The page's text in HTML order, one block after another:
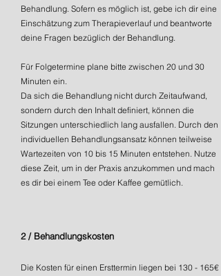
Behandlung. Sofern es möglich ist, gebe ich dir eine
Einschätzung zum Therapieverlauf und beantworte
deine Fragen bezüglich der Behandlung.
Für Folgetermine plane bitte zwischen 20 und 30
Minuten ein.
Da sich die Behandlung nicht durch Zeitaufwand,
sondern durch den Inhalt definiert, können die
Sitzungen unterschiedlich lang ausfallen. Durch den
individuellen Behandlungsansatz können teilweise
Wartezeiten von 10 bis 15 Minuten entstehen. Nutze
diese Zeit, um in der Praxis anzukommen und mach
es dir bei einem Tee oder Kaffee gemütlich.​
2 / Behandlungskosten
Die Kosten für einen Ersttermin liegen bei 130 - 165€